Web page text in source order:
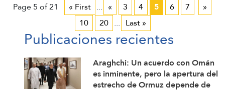
Page 5 of 21 « First ... « 3 4 5 6 7
»
10
20 ... Last »
Publicaciones recientes
Araghchi: Un acuerdo con Omán
es inminente, pero la apertura del
estrecho de Ormuz depende de